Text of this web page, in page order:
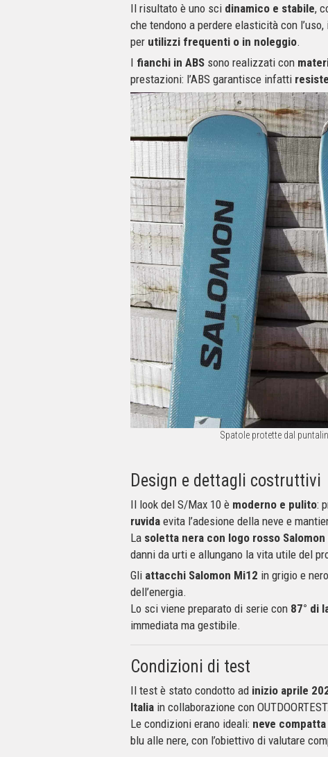
Il risultato è uno sci dinamico e stabile,
che tendono a perdere elasticità con
per utilizzi frequenti o in noleggio.
I fianchi in ABS sono realizzati con
prestazioni: l’ABS garantisce infatti
Spatole protette dal
Design e dettagli costruttivi
Il look del S/Max 10 è moderno e pulito:
ruvida evita l’adesione della neve e
La soletta nera con logo rosso Salomon
danni da urti e allungano la vita utile del
Gli attacchi Salomon Mi12 in grigio e
dell’energia.
Lo sci viene preparato di serie con 87° di
immediata ma gestibile.
Condizioni di test
Il test è stato condotto ad inizio aprile
Italia in collaborazione con OUTDOORTEST.
Le condizioni erano ideali: neve
blu alle nere, con l’obiettivo di valutare